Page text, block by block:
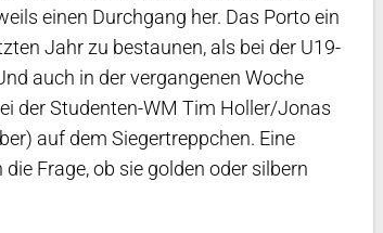
einen Durchgang her. Das Porto ein
Jahr zu bestaunen, als bei der U19-
auch in der vergangenen Woche
der Studenten-WM Tim Holler/Jonas
auf dem Siegertreppchen. Eine
Frage, ob sie golden oder silbern